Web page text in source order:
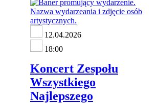
12.04.2026
18:00
Koncert Zespołu
Wszystkiego
Najlepszego